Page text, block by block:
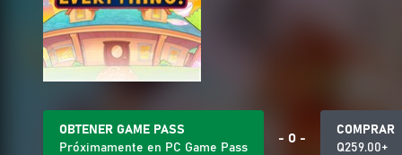
OBTENER GAME PASS
Próximamente en PC Game Pass
- O -
COMPRAR
Q259.00+